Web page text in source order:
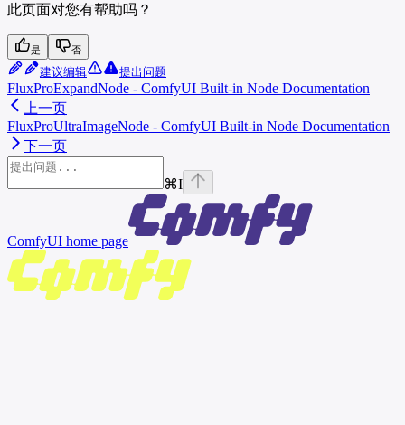
此页面对您有帮助吗？
是 否
建议编辑 提出问题
FluxProExpandNode - ComfyUI Built-in Node Documentation
上一页
FluxProUltraImageNode - ComfyUI Built-in Node Documentation
下一页
⌘I
ComfyUI home page